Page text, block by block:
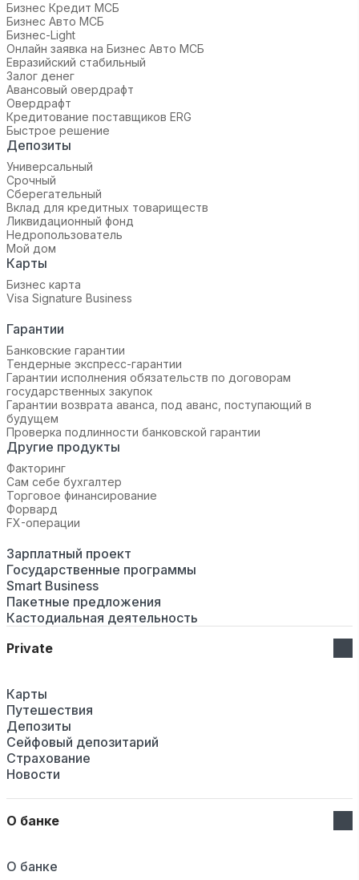
Бизнес Кредит МСБ
Бизнес Авто МСБ
Бизнес-Light
Онлайн заявка на Бизнес Авто МСБ
Евразийский стабильный
Залог денег
Авансовый овердрафт
Овердрафт
Кредитование поставщиков ERG
Быстрое решение
Депозиты
Универсальный
Срочный
Сберегательный
Вклад для кредитных товариществ
Ликвидационный фонд
Недропользователь
Мой дом
Карты
Бизнес карта
Visa Signature Business
Гарантии
Банковские гарантии
Тендерные экспресс-гарантии
Гарантии исполнения обязательств по договорам
государственных закупок
Гарантии возврата аванса, под аванс, поступающий в
будущем
Проверка подлинности банковской гарантии
Другие продукты
Факторинг
Сам себе бухгалтер
Торговое финансирование
Форвард
FX-операции
Зарплатный проект
Государственные программы
Smart Business
Пакетные предложения
Кастодиальная деятельность
Private
Карты
Путешествия
Депозиты
Сейфовый депозитарий
Страхование
Новости
О банке
О банке